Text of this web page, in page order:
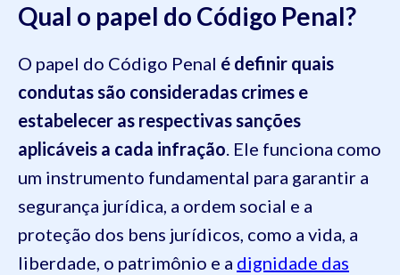
Qual o papel do Código Penal?
O papel do Código Penal é definir quais
condutas são consideradas crimes e
estabelecer as respectivas sanções
aplicáveis a cada infração. Ele funciona como
um instrumento fundamental para garantir a
segurança jurídica, a ordem social e a
proteção dos bens jurídicos, como a vida, a
liberdade, o patrimônio e a dignidade das